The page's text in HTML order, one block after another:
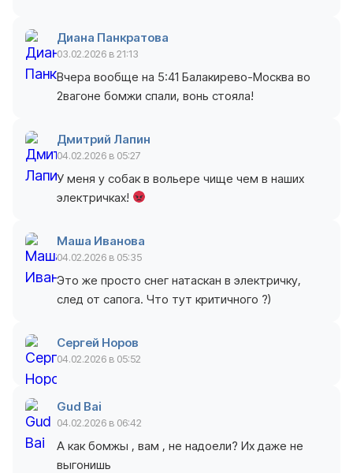
Диана Панкратова
03.02.2026 в 21:13
Вчера вообще на 5:41 Балакирево-Москва во
2вагоне бомжи спали, вонь стояла!
Дмитрий Лапин
04.02.2026 в 05:27
У меня у собак в вольере чище чем в наших
электричках!
Маша Иванова
04.02.2026 в 05:35
Это же просто снег натаскан в электричку,
след от сапога. Что тут критичного ?)
Сергей Норов
04.02.2026 в 05:52
Gud Bai
04.02.2026 в 06:42
А как бомжы , вам , не надоели? Их даже не
выгонишь